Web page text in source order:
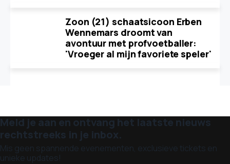
Zoon (21) schaatsicoon Erben
Wennemars droomt van
avontuur met profvoetballer:
'Vroeger al mijn favoriete speler'
Meld je aan en ontvang het laatste nieuws
rechtstreeks in je inbox.
Mis geen spannende evenementen, exclusieve tickets en
unieke updates!